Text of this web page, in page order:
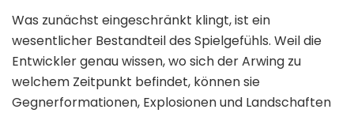
Was zunächst eingeschränkt klingt, ist ein
wesentlicher Bestandteil des Spielgefühls. Weil die
Entwickler genau wissen, wo sich der Arwing zu
welchem Zeitpunkt befindet, können sie
Gegnerformationen, Explosionen und Landschaften